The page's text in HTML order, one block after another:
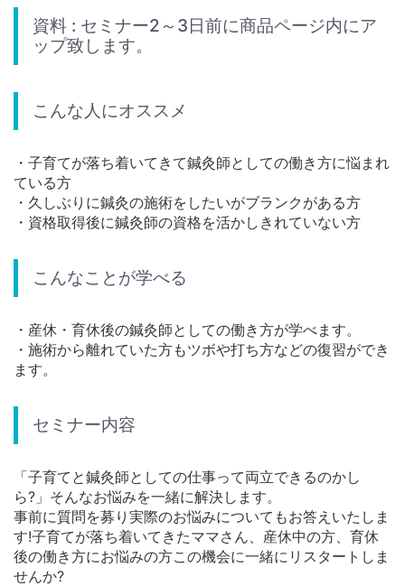
資料 : セミナー2～3日前に商品ページ内にア
ップ致します。
こんな人にオススメ
・子育てが落ち着いてきて鍼灸師としての働き方に悩まれ
ている方
・久しぶりに鍼灸の施術をしたいがブランクがある方
・資格取得後に鍼灸師の資格を活かしきれていない方
こんなことが学べる
・産休・育休後の鍼灸師としての働き方が学べます。
・施術から離れていた方もツボや打ち方などの復習ができ
ます。
セミナー内容
「子育てと鍼灸師としての仕事って両立できるのかし
ら?」そんなお悩みを一緒に解決します。
事前に質問を募り実際のお悩みについてもお答えいたしま
す!子育てが落ち着いてきたママさん、産休中の方、育休
後の働き方にお悩みの方この機会に一緒にリスタートしま
せんか?